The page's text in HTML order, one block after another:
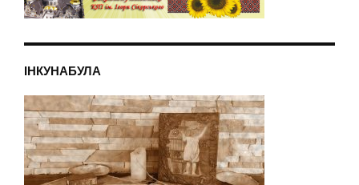
ІНКУНАБУЛА